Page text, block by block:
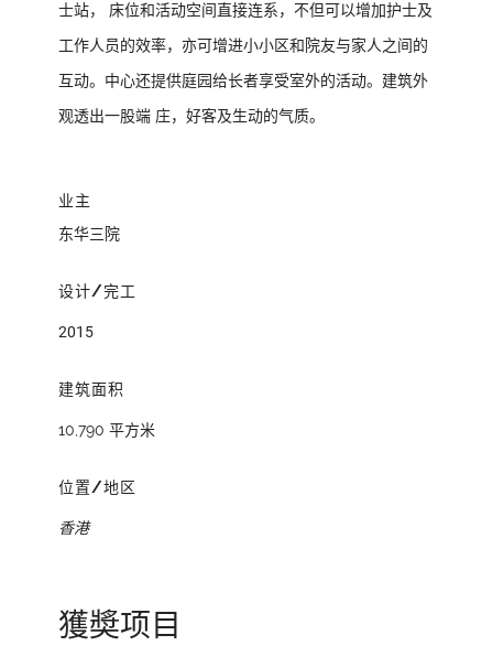
士站， 床位和活动空间直接连系，不但可以增加护士及
工作人员的效率，亦可增进小小区和院友与家人之间的
互动。中心还提供庭园给长者享受室外的活动。建筑外
观透出一股端 庄，好客及生动的气质。
业主
东华三院
设计/完工
2015
建筑面积
10,790 平方米
位置/地区
香港
獲奬项目